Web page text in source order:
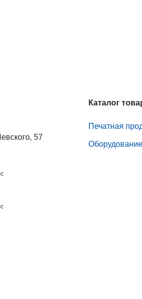
57
Каталог
Печатная
Оборудование